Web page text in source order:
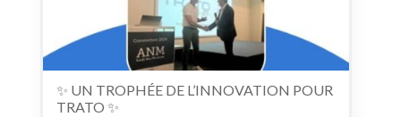
✨ UN TROPHÉE DE L’INNOVATION POUR
TRATO ✨